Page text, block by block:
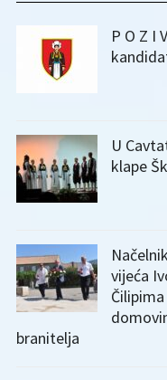
P O Z I
U
klape
vijeća
branitelja